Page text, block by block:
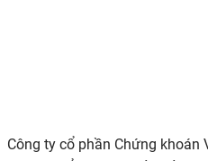
Công ty cổ phần Chứng khoán